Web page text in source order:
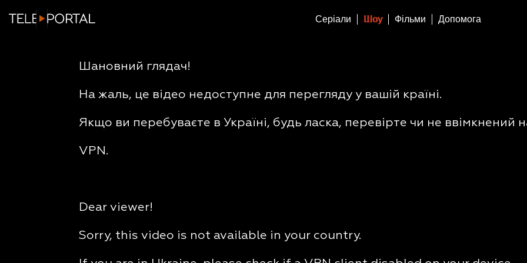
Серіали Шоу Фільми Допомога